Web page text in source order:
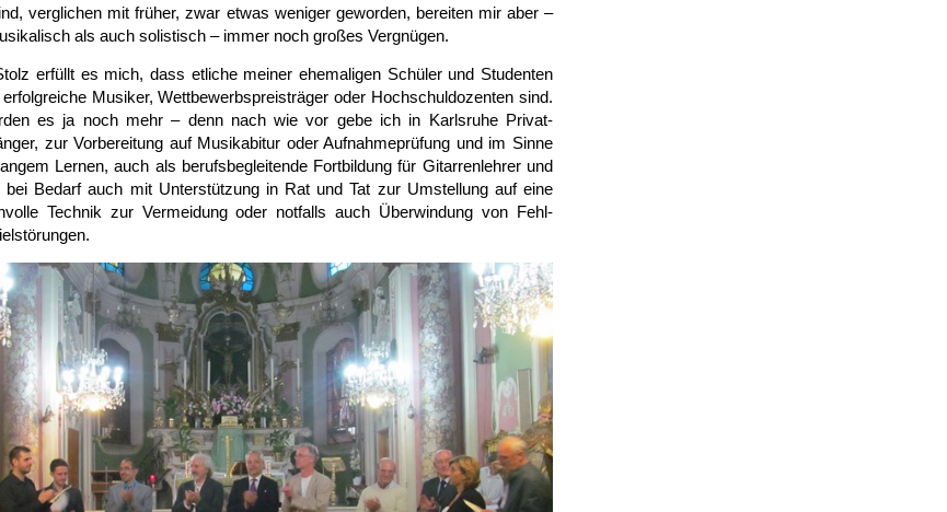
verglichen mit früher, zwar etwas weniger geworden, bereiten mir aber –
als auch solistisch – immer noch großes Vergnügen.
erfüllt es mich, dass etliche meiner ehe­maligen Schüler und Studenten
Musiker, Wettbewerbs­preis­träger oder Hoch­schul­dozenten sind.
es ja noch mehr – denn nach wie vor gebe ich in Karlsruhe Privat­
zur Vor­bereitung auf Musik­abitur oder Aufnahme­prüfung und im Sinne
Lernen, auch als berufs­begleitende Fort­bildung für Gitarren­lehrer und
bei Bedarf auch mit Unter­stützung in Rat und Tat zur Umstellung auf eine
Technik zur Ver­meidung oder not­falls auch Über­windung von Fehl­